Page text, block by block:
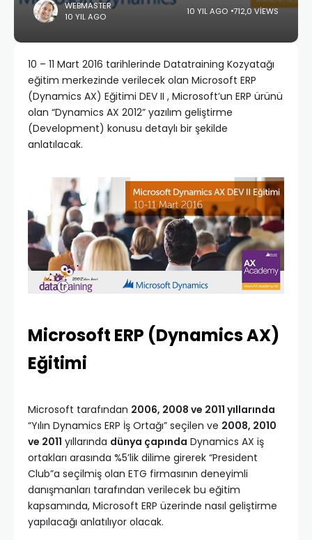
WEBMASTER
10 YIL AGO
10 YIL AGO 712,0 VIEWS
10 – 11 Mart 2016 tarihlerinde Datatraining Kozyatağı
eğitim merkezinde verilecek olan Microsoft ERP
(Dynamics AX) Eğitimi DEV II , Microsoft’un ERP ürünü
olan “Dynamics AX 2012” yazılım geliştirme
(Development) konusu detaylı bir şekilde
anlatılacak.
Microsoft ERP (Dynamics AX)
Eğitimi
Microsoft tarafından 2006, 2008 ve 2011 yıllarında
“Yılın Dynamics ERP İş Ortağı” seçilen ve 2008, 2010
ve 2011 yıllarında dünya çapında Dynamics AX iş
ortakları arasında %5’lik dilime girerek “President
Club”a seçilmiş olan ETG firmasının deneyimli
danışmanları tarafından verilecek bu eğitim
kapsamında, Microsoft ERP üzerinde nasıl geliştirme
yapılacağı anlatılıyor olacak.